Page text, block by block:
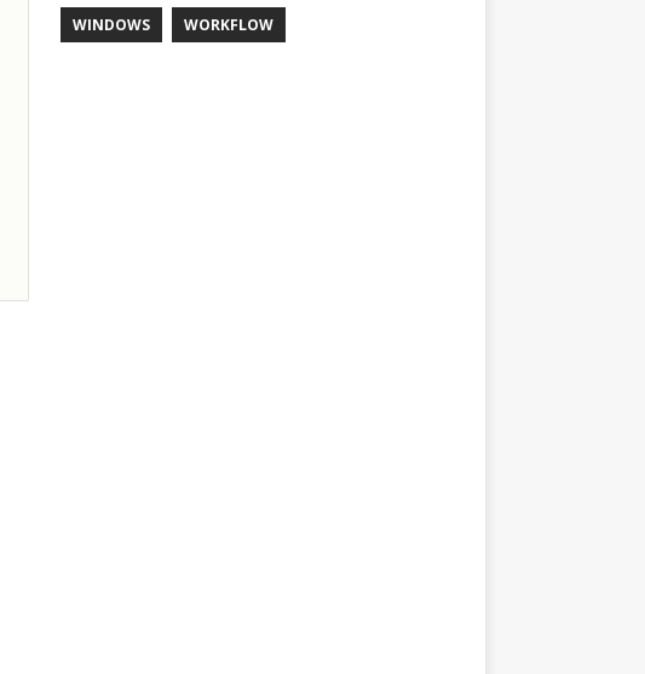
WINDOWS WORKFLOW